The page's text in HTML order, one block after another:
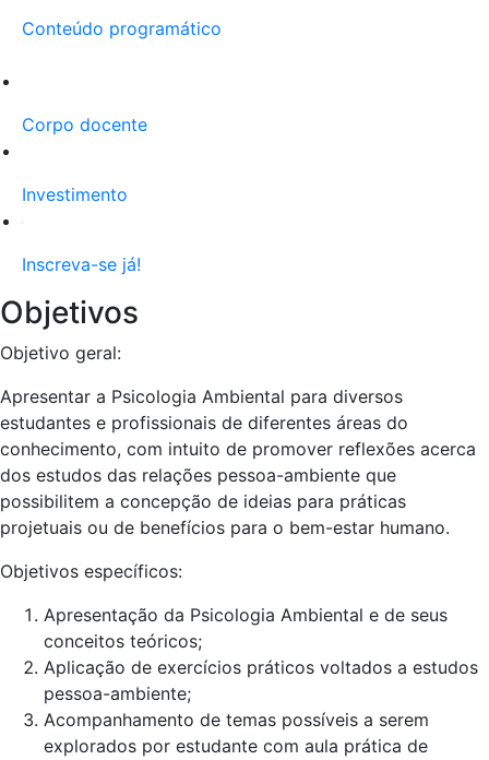
Conteúdo programático
Corpo docente
Investimento
Inscreva-se já!
Objetivos
Objetivo geral:
Apresentar a Psicologia Ambiental para diversos
estudantes e profissionais de diferentes áreas do
conhecimento, com intuito de promover reflexões acerca
dos estudos das relações pessoa-ambiente que
possibilitem a concepção de ideias para práticas
projetuais ou de benefícios para o bem-estar humano.
Objetivos específicos:
Apresentação da Psicologia Ambiental e de seus
conceitos teóricos;
Aplicação de exercícios práticos voltados a estudos
pessoa-ambiente;
Acompanhamento de temas possíveis a serem
explorados por estudante com aula prática de